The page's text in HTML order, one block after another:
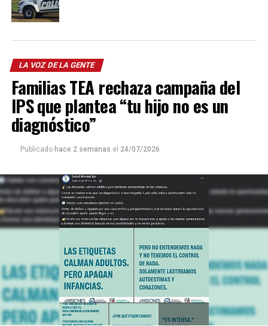
LA VOZ DE LA GENTE
Familias TEA rechaza campaña del
IPS que plantea “tu hijo no es un
diagnóstico”
Publicado hace 2 semanas el 24/07/2026